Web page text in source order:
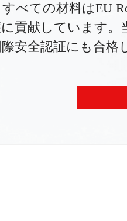
べての材料はEU
貢献しています。
安全認証にも合格